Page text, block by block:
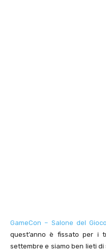
GameCon – Salone del
quest’anno è fissato per i
settembre e siamo ben lieti